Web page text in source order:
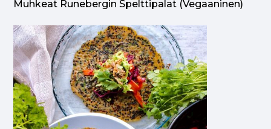
Muhkeat Runebergin Spelttipalat (vegaaninen)